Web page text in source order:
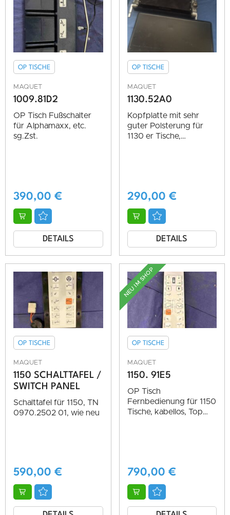
OP TISCHE
MAQUET
1009.81D2
OP Tisch Fußschalter
für Alphamaxx, etc.
sg.Zst.
390,00 €
DETAILS
OP TISCHE
MAQUET
1130.52A0
Kopfplatte mit sehr
guter Polsterung für
1130 er Tische,
290,00 €
DETAILS
OP TISCHE
MAQUET
1150 SCHALTTAFEL /
SWITCH PANEL
Schalttafel für 1150, TN
0970.2502 01, wie neu
590,00 €
NEU IM SHOP
OP TISCHE
MAQUET
1150. 91E5
OP Tisch
Fernbedienung für 1150
Tische, kabellos, Top
790,00 €